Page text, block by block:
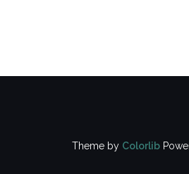
Theme by Colorlib